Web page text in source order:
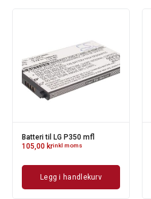
Batteri til LG P350 mfl
105,00 krinkl moms
Legg i handlekurv